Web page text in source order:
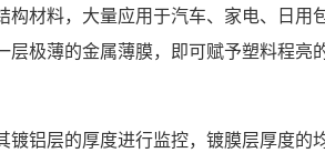
构材料，大量应用于汽车、家电、日
极薄的金属薄膜，即可赋予塑料程
镀铝层的厚度进行监控，镀膜层厚度